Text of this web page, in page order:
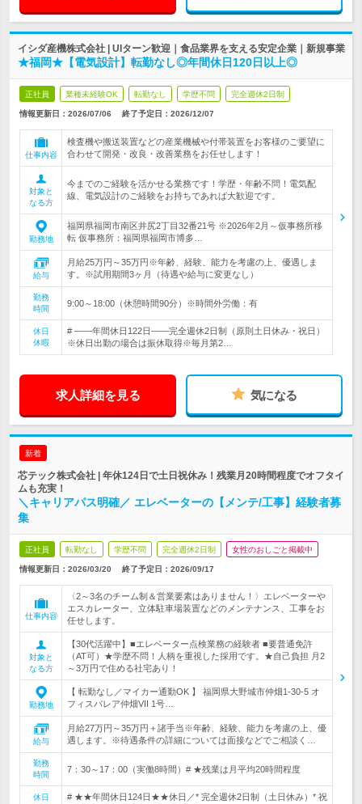
イシダ産機株式会社 | UIターン歓迎｜食品業界を支える安定企業｜新規事業
★福岡★【電気設計】転勤なし◎年間休日120日以上◎
正社員 業種未経験OK 転勤なし 学歴不問 完全週休2日制
情報更新日：2026/07/06 終了予定日： 2026/12/07
仕事内容
検査機や搬送装置などの産業機械や付帯装置をお客様のご要望に
合わせて開発・改良・改善業務をお任せします！
対象と
なる方
今までのご経験を活かせる業務です！学歴・年齢不問！電気配
線、電気設計のご経験をお持ちであれば大歓迎です。
勤務地
福岡県福岡市南区井尻2丁目32番21号 ※2026年2月～仮事務所移
転 仮事務所：福岡県福岡市博多…
給与
月給25万円～35万円※年齢、経験、能力を考慮の上、優遇しま
す。※試用期間3ヶ月（待遇や給与に変更なし）
勤務
時間
9:00～18:00（休憩時間90分）※時間外労働：有
休日
休暇
# ――年間休日122日――完全週休2日制（原則土日休み・祝日）
※休日出勤の場合は振休取得※毎月第2…
求人詳細を見る 気になる
新着
芯テック株式会社 | 年休124日で土日祝休み！残業月20時間程度でオフタイ
ムも充実！
＼キャリアパス明確／ エレベーターの【メンテ/工事】経験者募
集
正社員 転勤なし 学歴不問 完全週休2日制 女性のおしごと掲載中
情報更新日：2026/03/20 終了予定日： 2026/09/17
仕事内容
〈2～3名のチーム制＆営業要素はありません！〉エレベーターや
エスカレーター、立体駐車場装置などのメンテナンス、工事をお
任せします。
対象と
なる方
【30代活躍中】■エレベーター点検業務の経験者 ■要普通免許
（AT可）★学歴不問！人柄を重視した採用です。★自己負担 月2
～3万円で住める社宅あり！
勤務地
【 転勤なし／マイカー通勤OK 】 福岡県大野城市仲畑1-30-5 オ
フィスパレア仲畑VII 1号…
給与
月給27万円～35万円＋諸手当※年齢、経験、能力を考慮の上、優
遇します。※待遇条件の詳細については面接などでご相談く…
勤務
時間
7：30～17：00（実働8時間）# ★残業は月平均20時間程度
休日
# ★★年間休日124日★★休日／* 完全週休2日制（土日休み）* 祝